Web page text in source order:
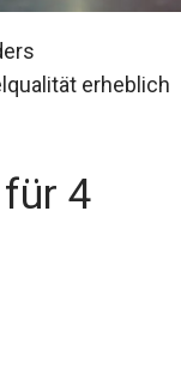
für deine
,
4